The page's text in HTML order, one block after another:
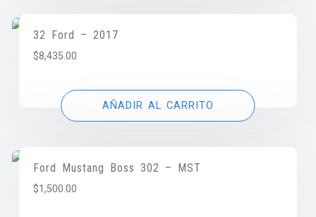
32 Ford – 2017
$8,435.00
AÑADIR AL CARRITO
Ford Mustang Boss 302 – MST
$1,500.00